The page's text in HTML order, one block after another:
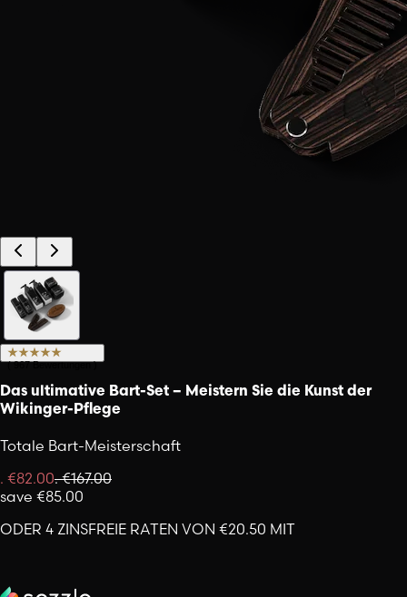
(967 Bewertungen)
Das ultimative Bart-Set – Meistern Sie die Kunst der
Wikinger-Pflege
Totale Bart-Meisterschaft
. €82.00.€167.00
save €85.00
ODER 4 ZINSFREIE RATEN VON €20.50 MIT